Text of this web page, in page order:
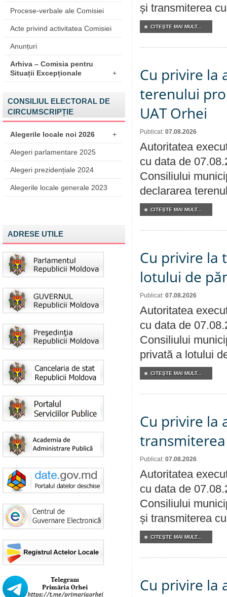
Procese-verbale ale Comisiei
Acte privind activitatea Comisiei
Anunțuri
Arhiva – Comisia pentru
Situații Excepționale
+
CONSILIUL ELECTORAL DE
CIRCUMSCRIPȚIE
Alegerile locale noi 2026 +
Alegeri parlamentare 2025
Alegeri prezidențiale 2024
Alegerile locale generale 2023
ADRESE UTILE
și transmiterea
CITEŞTE MAI MULT...
Cu privire la
terenului
UAT Orhei
Publicat: 07.08.2026
Autoritatea
cu data de
Consiliului
declararea
CITEŞTE MAI MULT...
Cu privire la
lotului de
Publicat: 07.08.2026
Autoritatea
cu data de
Consiliului
privată a lotului
CITEŞTE MAI MULT...
Cu privire la
Publicat: 07.08.2026
Autoritatea
cu data de
Consiliului
și transmiterea
CITEŞTE MAI MULT...
Cu privire la